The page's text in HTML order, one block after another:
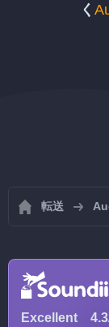
く
転送
Excellent 4.3